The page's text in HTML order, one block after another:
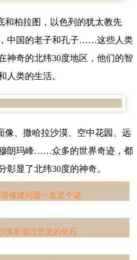
和柏拉图，以色列的犹太教先
中国的老子和孔子……这些人类
神奇的北纬30度地区，他们的智
人类的生活。
像、撒哈拉沙漠、空中花园、远
朗玛峰……众多的世界奇迹，都
彰显了北纬30度的神奇。
修建问题一直是个谜
漠发现过恐龙的化石